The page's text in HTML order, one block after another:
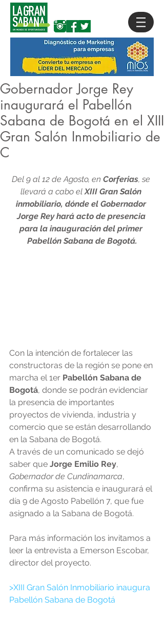
Gobernador Jorge Rey
inaugurará el Pabellón
Sabana de Bogotá en el XIII
Gran Salón Inmobiliario de
C
Del 9 al 12 de Agosto, en Corferias, se
llevará a cabo el XIII Gran Salón
inmobiliario, dónde el Gobernador
Jorge Rey hará acto de presencia
para la inauguración del primer
Pabellón Sabana de Bogotá.
Con la intención de fortalecer las
constructoras de la región se pone en
marcha el 1er Pabellón Sabana de
Bogotá, donde se podrán evidenciar
la presencia de importantes
proyectos de vivienda, industria y
comercio que se están desarrollando
en la Sabana de Bogotá.
A través de un comunicado se dejó
saber que Jorge Emilio Rey,
Gobernador de Cundinamarca,
confirma su asistencia e inaugurará el
día 9 de Agosto Pabellón 7, que fue
asignado a la Sabana de Bogotá.
Para más información los invitamos a
leer la entrevista a Emerson Escobar,
director del proyecto.
>XIII Gran Salón Inmobiliario inaugura
Pabellón Sabana de Bogotá